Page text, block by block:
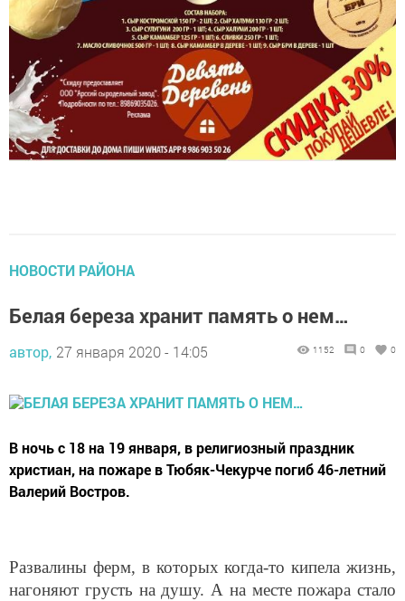
НОВОСТИ РАЙОНА
Белая береза хранит память о нем…
автор, 27 января 2020 - 14:05 1152 0 0
В ночь с 18 на 19 января, в религиозный праздник
христиан, на пожаре в Тюбяк-Чекурче погиб 46-летний
Валерий Востров.
Развалины ферм, в которых когда-то кипела жизнь,
нагоняют грусть на душу. А на месте пожара стало